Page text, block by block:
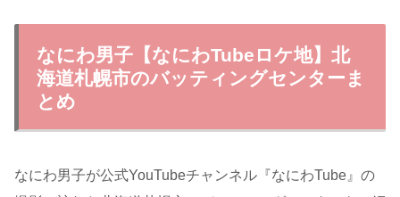
なにわ男子【なにわTubeロケ地】北
海道札幌市のバッティングセンターま
とめ
なにわ男子が公式YouTubeチャンネル『なにわTube』の